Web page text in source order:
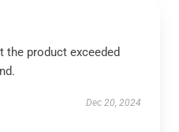
the product exceeded
Dec 20, 2024